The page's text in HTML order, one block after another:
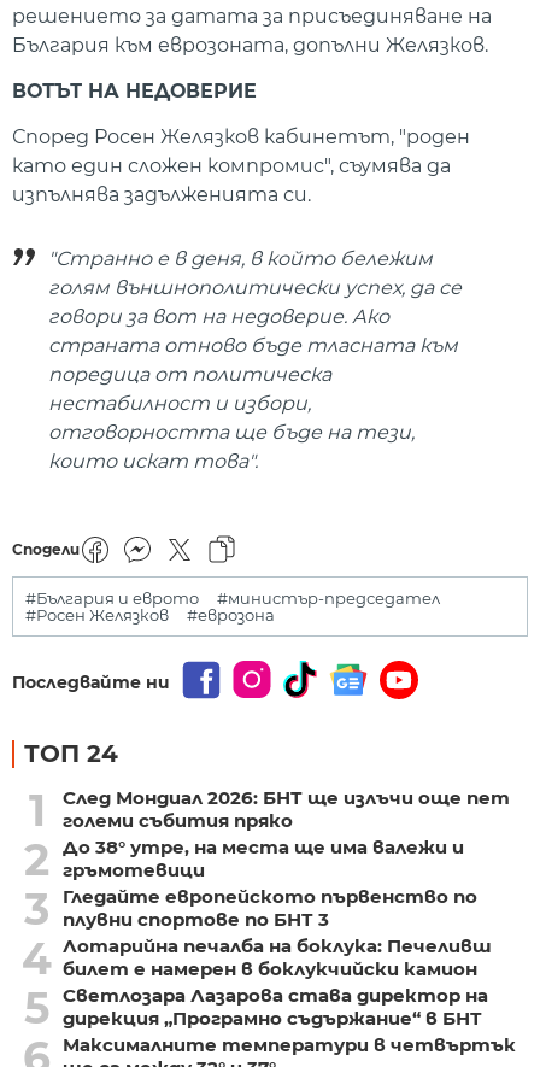
решението за датата за присъединяване на
България към еврозоната, допълни Желязков.
ВОТЪТ НА НЕДОВЕРИЕ
Според Росен Желязков кабинетът, "роден
като един сложен компромис", съумява да
изпълнява задълженията си.
"Странно е в деня, в който бележим
голям външнополитически успех, да се
говори за вот на недоверие. Ако
страната отново бъде тласната към
поредица от политическа
нестабилност и избори,
отговорността ще бъде на тези,
които искат това".
Сподели
#България и еврото
#министър-председател
#Росен Желязков
#еврозона
Последвайте ни
ТОП 24
1
След Мондиал 2026: БНТ ще излъчи още пет
големи събития пряко
2
До 38° утре, на места ще има валежи и
гръмотевици
3
Гледайте европейското първенство по
плувни спортове по БНТ 3
4 Лотарийна печалба на боклука: Печеливш
билет е намерен в боклукчийски камион
5 Светлозара Лазарова става директор на
дирекция „Програмно съдържание“ в БНТ
Максималните температури в четвъртък